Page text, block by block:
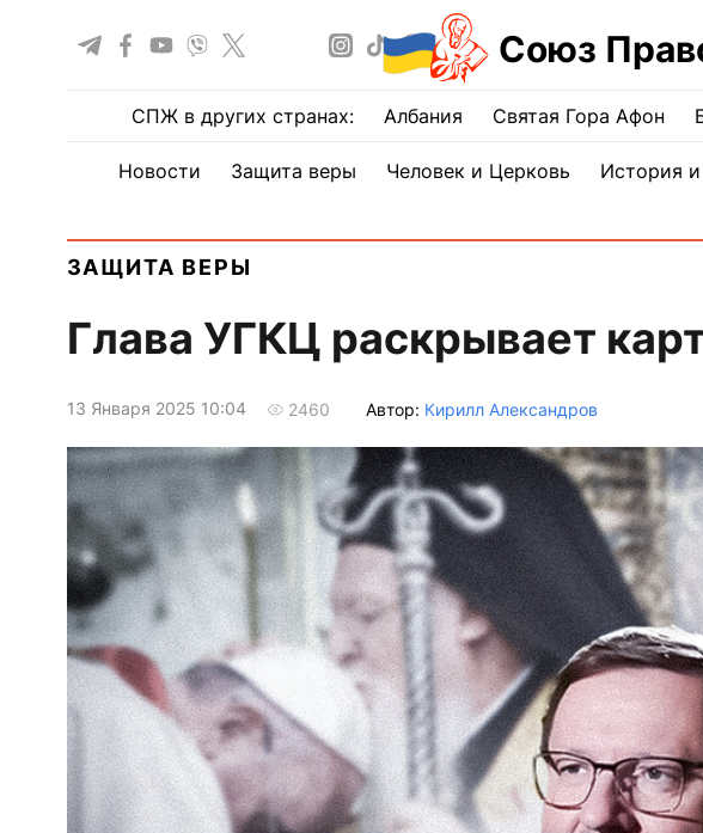
Союз
СПЖ в других странах: Албания Святая Гора Афон
Новости Защита веры Человек и Церковь История и
ЗАЩИТА ВЕРЫ
Глава УГКЦ раскрывает
13 Января 2025 10:04 2460 Автор: Кирилл Александров